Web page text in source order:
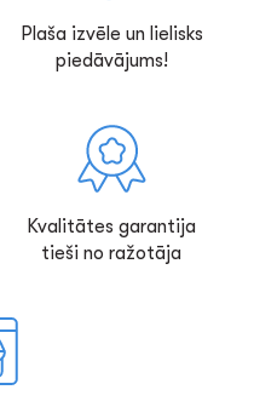
Plaša izvēle un lielisks
piedāvājums!
Kvalitātes garantija
tieši no ražotāja